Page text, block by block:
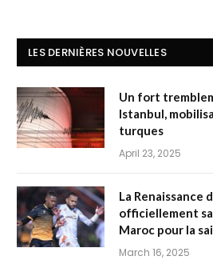
LES DERNIÈRES NOUVELLES
Un fort
Istanbul,
turques
April 23, 2025
La Renaissance
officiellement
Maroc pour la
March 16, 2025